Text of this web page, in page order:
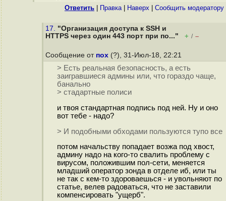
Ответить Правка| Наверх Cообщить модератору
17. "Организация доступа к SSH и
HTTPS через один 443 порт при по..."
+ / –
Сообщение от пох (?), 31-Июл-18, 22:21
> Есть реальная безопасность, а есть
заигравшиеся админы или, что гораздо чаще,
банально
> стадартные полиси
и твоя стандартная подпись под ней. Ну и оно
вот тебе - надо?
> И подобными обходами пользуются тупо все
потом начальству попадает возжа под хвост,
админу надо на кого-то свалить проблему с
вирусом, положившим пол-сети, меняется
младший оператор зонда в отделе иб, или ты
не так с кем-то здороваешься - и увольняют по
статье, велев радоваться, что не заставили
компенсировать "ущерб".